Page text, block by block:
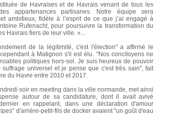
de Havraises et de Havrais venant de tous les
appartenances partisanes. Notre équipe sera
ambitieux, fidèle à l’esprit de ce que j’ai engagé à
Rufenacht, pour poursuivre la transformation du
Havrais fiers de leur ville. »...
de la légitimité, c'est l'élection" a affirmé le
à Matignon s'il est élu. "Nos concitoyens ne
politiques hors-sol. Je suis heureux de pouvoir
universel et je pense que c'est très sain", fait
du Havre entre 2010 et 2017.
soir en meeting dans la ville normande, met ainsi
autour de sa candidature, dont il avait avivé
en rappelant, dans une déclaration d'amour
d'arrière-petit-fils de docker avaient "un goût d'eau